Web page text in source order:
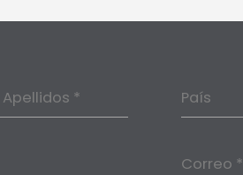
* País
Correo *